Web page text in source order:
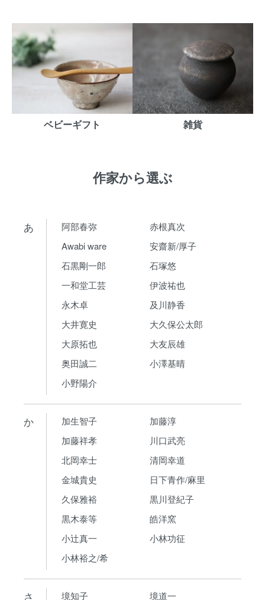
ベビーギフト 雑貨
作家から選ぶ
あ 阿部春弥
赤根真次
Awabi ware
安齋新/厚子
石黒剛一郎
石塚悠
一和堂工芸
伊波祐也
永木卓
及川静香
大井寛史
大久保公太郎
大原拓也
大友辰雄
奥田誠二
小澤基晴
小野陽介
か 加生智子
加藤淳
加藤祥孝
川口武亮
北岡幸士
清岡幸道
金城貴史
日下青作/麻里
久保雅裕
黒川登紀子
黒木泰等
皓洋窯
小辻真一
小林功征
小林裕之/希
さ 境知子
境道一